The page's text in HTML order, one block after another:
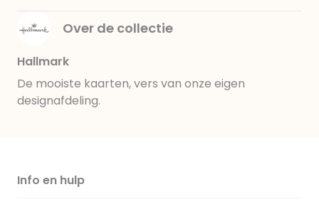
Over de collectie
Hallmark
De mooiste kaarten, vers van onze eigen
designafdeling.
Info en hulp